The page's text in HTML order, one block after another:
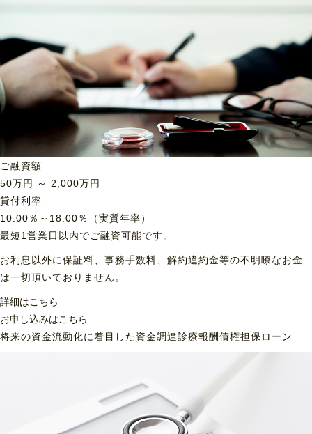
ご融資額
50万円 ～ 2,000万円
貸付利率
10.00％～18.00％（実質年率）
最短1営業日以内でご融資可能です。
お利息以外に保証料、事務手数料、解約違約金等の不明瞭なお金
は一切頂いておりません。
詳細はこちら
お申し込みはこちら
将来の資金流動化に着目した資金調達診療報酬債権担保ローン